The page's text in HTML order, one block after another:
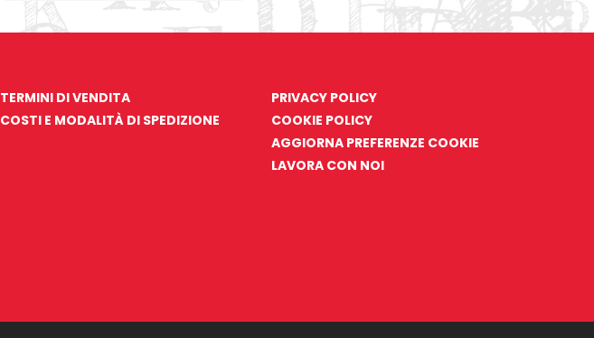
TERMINI DI VENDITA
COSTI E MODALITÀ DI SPEDIZIONE
PRIVACY POLICY
COOKIE POLICY
AGGIORNA PREFERENZE COOKIE
LAVORA CON NOI